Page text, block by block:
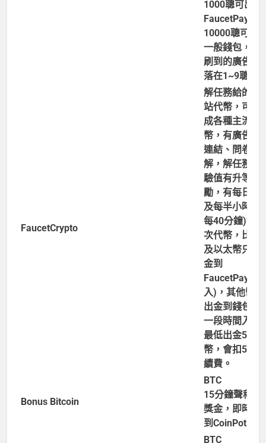
1000聰可出金
FaucetPay，
10000聰可出
一般錢包，目
刷到的廣告金
落在1~9聰。
FaucetCrypto
解任務給的是
站代幣，可兌
成各種主流虛
幣，有廣告、
連結、問卷可
解，解任務加
驗值有升等獎
勵，有每日獎
及每半小時(
每40分鐘)領
次代幣，比特
及以太幣只能
金到
FaucetPay(秒
入)，其他幣
出金到錢包(
一段時間入帳
最低出金500
幣，會扣50枚
續費。
Bonus Bitcoin
BTC
15分鐘聲稱一
獎金，即時提
到CoinPot
BTC